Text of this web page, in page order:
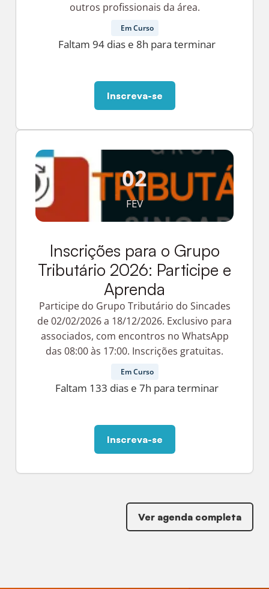
outros profissionais da área.
Em Curso
Faltam 94 dias e 8h para terminar
Inscreva-se
02
FEV
Inscrições para o Grupo
Tributário 2026: Participe e
Aprenda
Participe do Grupo Tributário do Sincades
de 02/02/2026 a 18/12/2026. Exclusivo para
associados, com encontros no WhatsApp
das 08:00 às 17:00. Inscrições gratuitas.
Em Curso
Faltam 133 dias e 7h para terminar
Inscreva-se
Ver agenda completa